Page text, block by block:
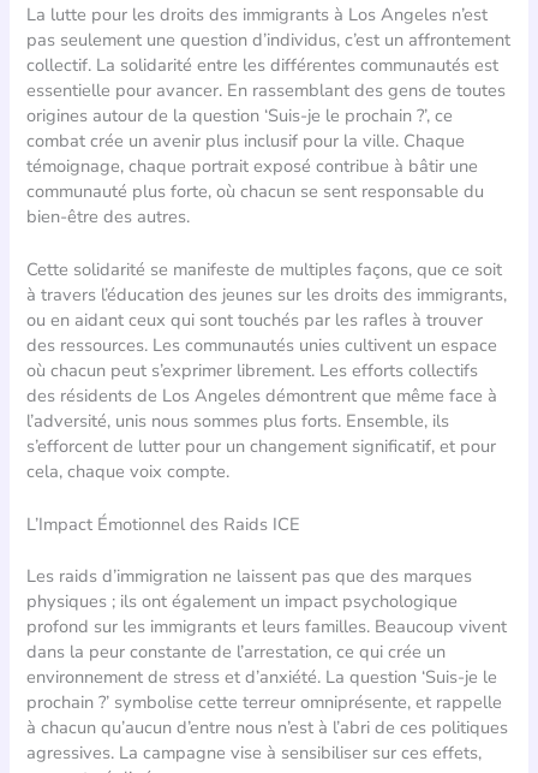
La lutte pour les droits des immigrants à Los Angeles n’est
pas seulement une question d’individus, c’est un affrontement
collectif. La solidarité entre les différentes communautés est
essentielle pour avancer. En rassemblant des gens de toutes
origines autour de la question ‘Suis-je le prochain ?’, ce
combat crée un avenir plus inclusif pour la ville. Chaque
témoignage, chaque portrait exposé contribue à bâtir une
communauté plus forte, où chacun se sent responsable du
bien-être des autres.
Cette solidarité se manifeste de multiples façons, que ce soit
à travers l’éducation des jeunes sur les droits des immigrants,
ou en aidant ceux qui sont touchés par les rafles à trouver
des ressources. Les communautés unies cultivent un espace
où chacun peut s’exprimer librement. Les efforts collectifs
des résidents de Los Angeles démontrent que même face à
l’adversité, unis nous sommes plus forts. Ensemble, ils
s’efforcent de lutter pour un changement significatif, et pour
cela, chaque voix compte.
L’Impact Émotionnel des Raids ICE
Les raids d’immigration ne laissent pas que des marques
physiques ; ils ont également un impact psychologique
profond sur les immigrants et leurs familles. Beaucoup vivent
dans la peur constante de l’arrestation, ce qui crée un
environnement de stress et d’anxiété. La question ‘Suis-je le
prochain ?’ symbolise cette terreur omniprésente, et rappelle
à chacun qu’aucun d’entre nous n’est à l’abri de ces politiques
agressives. La campagne vise à sensibiliser sur ces effets,